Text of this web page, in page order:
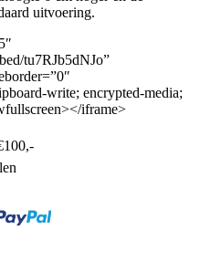
uitvoering.
tu7RJb5dNJo”
write; encrypted-media;
iframe>